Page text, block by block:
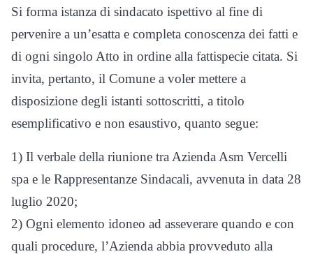
Si forma istanza di sindacato ispettivo al fine di
pervenire a un’esatta e completa conoscenza dei fatti e
di ogni singolo Atto in ordine alla fattispecie citata. Si
invita, pertanto, il Comune a voler mettere a
disposizione degli istanti sottoscritti, a titolo
esemplificativo e non esaustivo, quanto segue:
1) Il verbale della riunione tra Azienda Asm Vercelli
spa e le Rappresentanze Sindacali, avvenuta in data 28
luglio 2020;
2) Ogni elemento idoneo ad asseverare quando e con
quali procedure, l’Azienda abbia provveduto alla